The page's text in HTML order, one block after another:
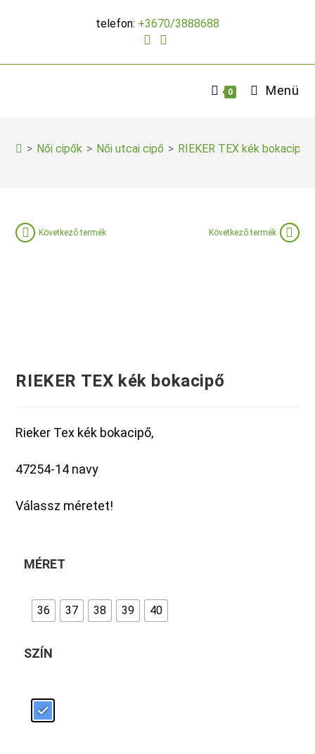
telefon: +3670/3888688
0 Menü
> Női cipők > Női utcai cipő > RIEKER TEX kék bokacipő
Következő termék Következő termék
RIEKER TEX kék bokacipő
Rieker Tex kék bokacipő,
47254-14 navy
Válassz méretet!
MÉRET
36 37 38 39 40
SZÍN